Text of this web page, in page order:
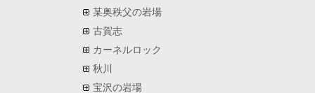
某奥秩父の岩場
古賀志
カーネルロック
秋川
宝沢の岩場